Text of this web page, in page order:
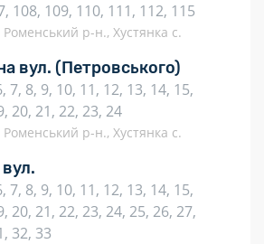
108, 109, 110, 111, 112, 115
р-н., Хустянка с.
вул. (Петровського)
7, 8, 9, 10, 11, 12, 13, 14, 15,
20, 21, 22, 23, 24
р-н., Хустянка с.
7, 8, 9, 10, 11, 12, 13, 14, 15,
20, 21, 22, 23, 24, 25, 26, 27,
32, 33